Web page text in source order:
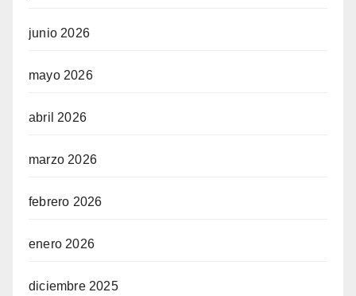
junio 2026
mayo 2026
abril 2026
marzo 2026
febrero 2026
enero 2026
diciembre 2025